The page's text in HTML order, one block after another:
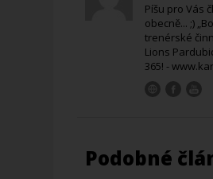
Píšu pro Vás
obecně... ;)
trenérské
Lions
365! -
Podobné